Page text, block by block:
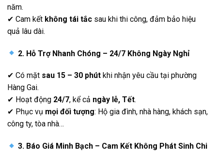
năm.
✔ Cam kết không tái tắc sau khi thi công, đảm bảo hiệu
quả lâu dài.
2. Hỗ Trợ Nhanh Chóng – 24/7 Không Ngày Nghỉ
✔ Có mặt sau 15 – 30 phút khi nhận yêu cầu tại phường
Hàng Gai.
✔ Hoạt động 24/7, kể cả ngày lễ, Tết.
✔ Phục vụ mọi đối tượng: Hộ gia đình, nhà hàng, khách sạn,
công ty, tòa nhà…
3. Báo Giá Minh Bạch – Cam Kết Không Phát Sinh Chi